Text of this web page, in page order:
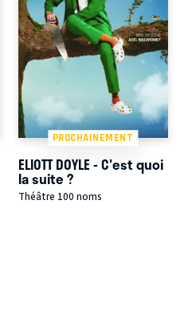
PROCHAINEMENT
ELIOTT DOYLE - C'est quoi
la suite ?
Théâtre 100 noms